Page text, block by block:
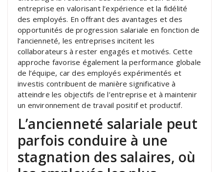
entreprise en valorisant l’expérience et la fidélité
des employés. En offrant des avantages et des
opportunités de progression salariale en fonction de
l’ancienneté, les entreprises incitent les
collaborateurs à rester engagés et motivés. Cette
approche favorise également la performance globale
de l’équipe, car des employés expérimentés et
investis contribuent de manière significative à
atteindre les objectifs de l’entreprise et à maintenir
un environnement de travail positif et productif.
L’ancienneté salariale peut
parfois conduire à une
stagnation des salaires, où